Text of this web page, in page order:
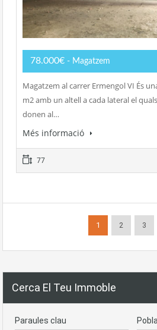
78.000€ - Magatzem
Magatzem al carrer Ermengol VI És
m2 amb un altell a cada lateral el
donen al…
Més informació
77
1 2 3
Cerca El Teu Immoble
Paraules clau